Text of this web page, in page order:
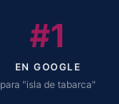
#1
EN GOOGLE
para "isla de tabarca"